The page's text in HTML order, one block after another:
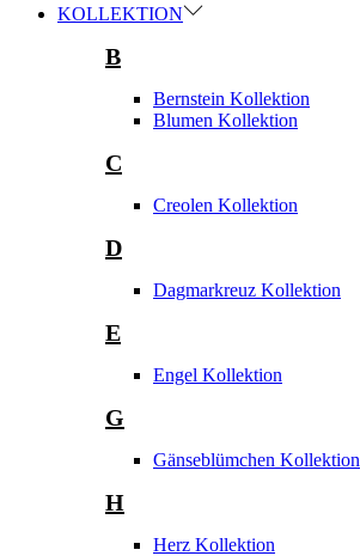
KOLLEKTION
B
Bernstein Kollektion
Blumen Kollektion
C
Creolen Kollektion
D
Dagmarkreuz Kollektion
E
Engel Kollektion
G
Gänseblümchen Kollektion
H
Herz Kollektion